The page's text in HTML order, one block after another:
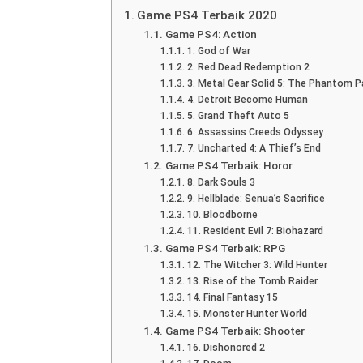
Table of Contents
Game PS4 Terbaik 2020
Game PS4: Action
1. God of War
2. Red Dead Redemption 2
3. Metal Gear Solid 5: The Phantom
4. Detroit Become Human